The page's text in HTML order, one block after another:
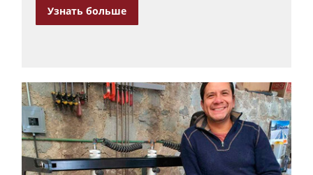
Узнать больше